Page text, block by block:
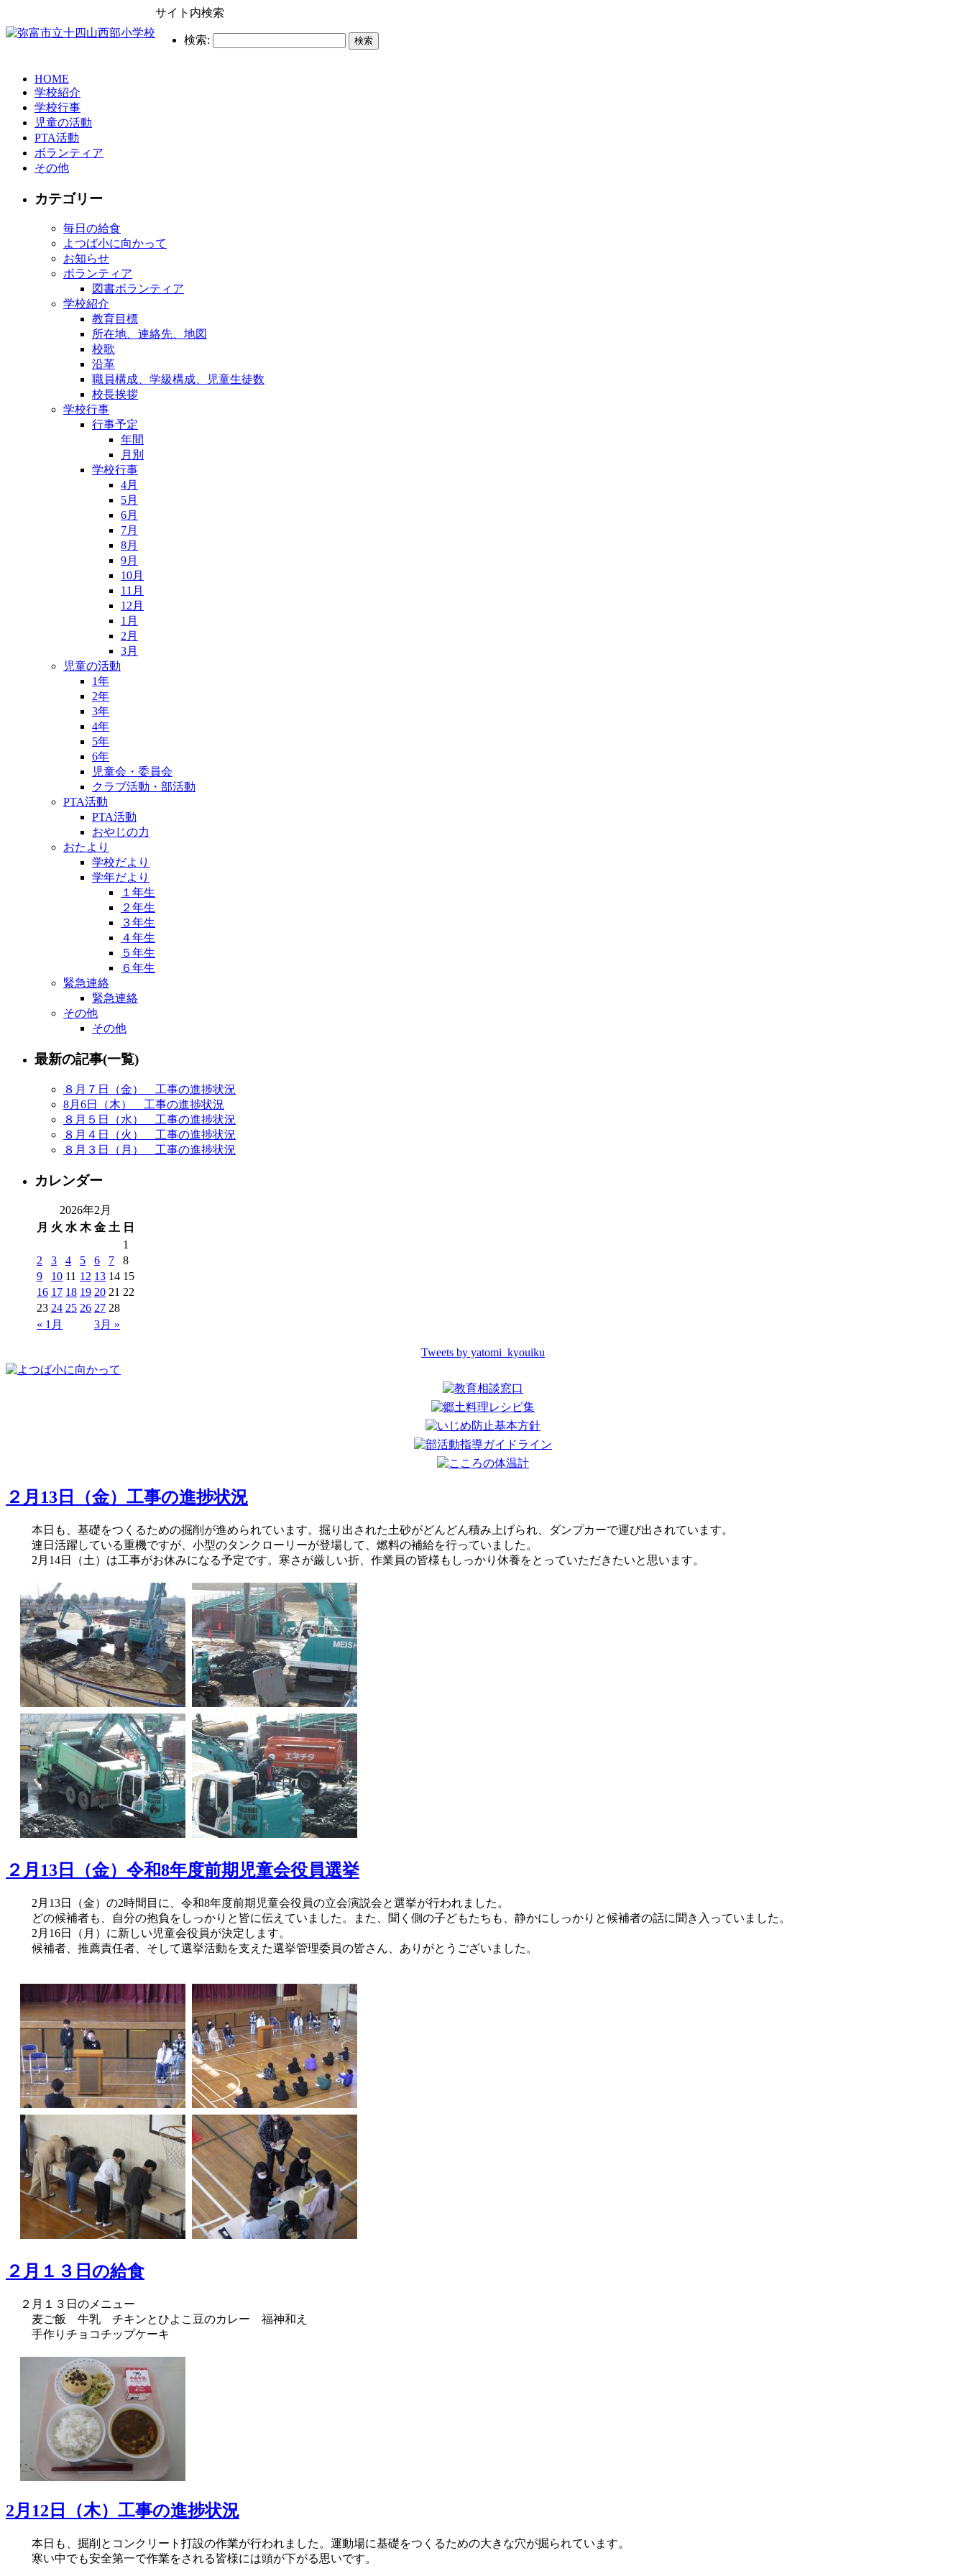
サイト内検索
検索:
HOME
学校紹介
学校行事
児童の活動
PTA活動
ボランティア
その他
カテゴリー
毎日の給食
よつば小に向かって
お知らせ
ボランティア
図書ボランティア
学校紹介
教育目標
所在地、連絡先、地図
校歌
沿革
職員構成、学級構成、児童生徒数
校長挨拶
学校行事
行事予定
年間
月別
学校行事
4月
5月
6月
7月
8月
9月
10月
11月
12月
1月
2月
3月
児童の活動
1年
2年
3年
4年
5年
6年
児童会・委員会
クラブ活動・部活動
PTA活動
PTA活動
おやじの力
おたより
学校だより
学年だより
１年生
２年生
３年生
４年生
５年生
６年生
緊急連絡
緊急連絡
その他
その他
最新の記事(一覧)
８月７日（金） 工事の進捗状況
8月6日（木） 工事の進捗状況
８月５日（水） 工事の進捗状況
８月４日（火） 工事の進捗状況
８月３日（月） 工事の進捗状況
カレンダー
2026年2月
月 火 水 木 金 土 日
« 1月 3月 »
1
2
3 4 5 6 7
8
9
10 11 12 13 14 15
16 17 18 19 20 21 22
23 24 25 26 27 28
Tweets by yatomi_kyouiku
２月13日（金）工事の進捗状況
本日も、基礎をつくるための掘削が進められています。掘り出された土砂がどんどん積み上げられ、ダンプカーで運び出されています。
連日活躍している重機ですが、小型のタンクローリーが登場して、燃料の補給を行っていました。
2月14日（土）は工事がお休みになる予定です。寒さが厳しい折、作業員の皆様もしっかり休養をとっていただきたいと思います。
２月13日（金）令和8年度前期児童会役員選挙
2月13日（金）の2時間目に、令和8年度前期児童会役員の立会演説会と選挙が行われました。
どの候補者も、自分の抱負をしっかりと皆に伝えていました。また、聞く側の子どもたちも、静かにしっかりと候補者の話に聞き入っていました。
2月16日（月）に新しい児童会役員が決定します。
候補者、推薦責任者、そして選挙活動を支えた選挙管理委員の皆さん、ありがとうございました。
２月１３日の給食
２月１３日のメニュー
麦ご飯 牛乳 チキンとひよこ豆のカレー 福神和え
手作りチョコチップケーキ
2月12日（木）工事の進捗状況
本日も、掘削とコンクリート打設の作業が行われました。運動場に基礎をつくるための大きな穴が掘られています。
寒い中でも安全第一で作業をされる皆様には頭が下がる思いです。